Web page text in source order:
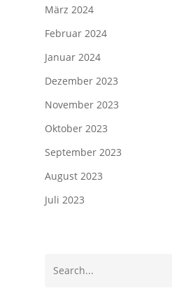
März 2024
Februar 2024
Januar 2024
Dezember 2023
November 2023
Oktober 2023
September 2023
August 2023
Juli 2023